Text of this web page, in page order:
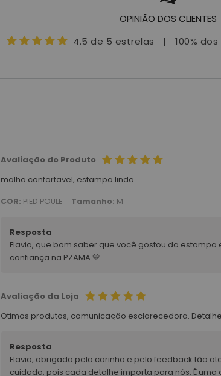
OPINIÃO DOS CLIENTES
4.5 de 5 estrelas
| 100%
Avaliação do Produto
malha confortavel, estampa linda.
COR: PIED POULE Tamanho: M
Resposta
Flavia, que bom saber que você gostou da
confiança na PZAMA 💛
Avaliação da Loja
Otimos produtos, comunicação esclarecedora.
Resposta
Flavia, obrigada pelo carinho e pelo feedback tão
cuidado, pois cada detalhe importa para nós. É